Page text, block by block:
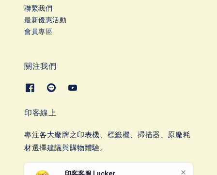
聯繫我們
最新優惠活動
會員專區
關注我們
印客線上
專注各大廠牌之印表機、標籤機、掃描器、原廠耗
材選擇建議與購物體驗。